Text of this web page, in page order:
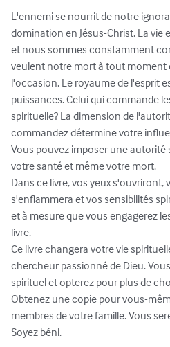
L'ennemi se nourrit de notre
domination en Jésus-Christ. La
et nous sommes constamment
veulent notre mort à tout moment
l'occasion. Le royaume de l'esprit
puissances. Celui qui commande
spirituelle? La dimension de
commandez détermine votre
Vous pouvez imposer une autorité
votre santé et même votre mort.
Dans ce livre, vos yeux s'ouvriront,
s'enflammera et vos sensibilités
et à mesure que vous engagerez
livre.
Ce livre changera votre vie
chercheur passionné de Dieu.
spirituel et opterez pour plus de
Obtenez une copie pour vous-
membres de votre famille. Vous
Soyez béni.